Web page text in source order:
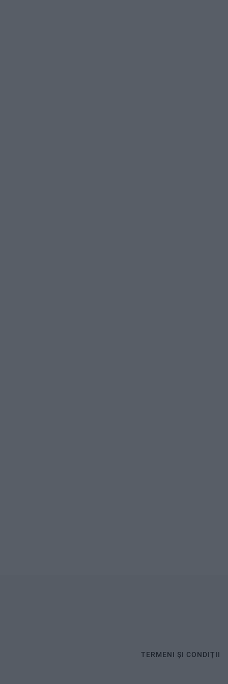
TERMENI ȘI CONDIȚII